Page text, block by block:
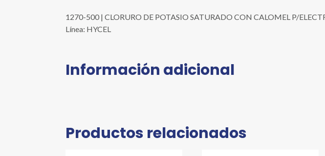
1270-500 | CLORURO DE POTASIO SATURADO CON CALOMEL P/
Línea: HYCEL
Información adicional
Productos relacionados